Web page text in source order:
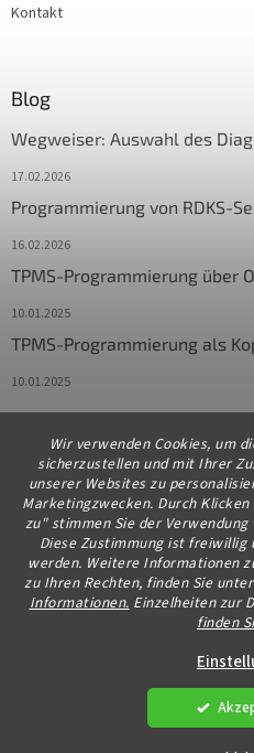
Wir verwenden Cookies, um
sicherzustellen und mit Ihrer
unserer Websites zu
Marketingzwecken. Durch
zu" stimmen Sie der
Diese Zustimmung ist
werden. Weitere Informationen
zu Ihren Rechten, finden Sie
Informationen. Einzelheiten zur
finden
Kontakt
Blog
Wegweiser: Auswahl des
17.02.2026
Programmierung von RDKS-
16.02.2026
TPMS-Programmierung über
10.01.2025
TPMS-Programmierung als
10.01.2025
Kontakt
info@diagstore.de
+491706654834
Erstellt von
diagstore.de.